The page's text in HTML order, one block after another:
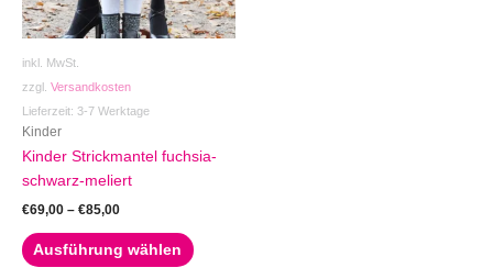
inkl. MwSt.
zzgl. Versandkosten
Lieferzeit: 3-7 Werktage
Kinder
Kinder Strickmantel fuchsia-
schwarz-meliert
€69,00 – €85,00
Ausführung wählen
Optionen
können
werden